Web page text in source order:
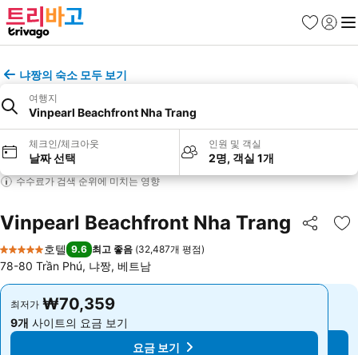
즐겨찾기
로그인
메
냐짱의 숙소 모두 보기
여행지
Vinpearl Beachfront Nha Trang
체크인/체크아웃
날짜 선택
인원 및 객실
2명, 객실 1개
수수료가 검색 순위에 미치는 영향
Vinpearl Beachfront Nha Trang 공유
즐
5 성급
호텔 9.6 최고 좋음 (32,487개 평점)
78-80 Trần Phú, 냐짱, 베트남
최저가 ₩70,359
9개 사이트의 요금 보기
요금 보기
최저가 ₩70,359
9개 사이트의 요금 보기
요금 보기